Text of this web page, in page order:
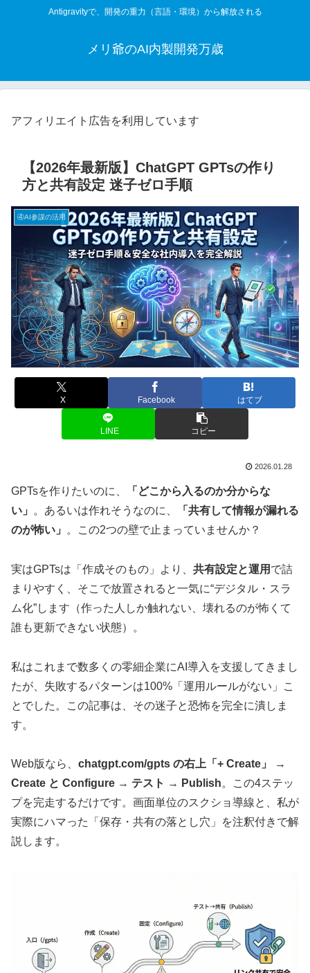
Antigravityで、開発の重力（言語・環境）から解放される
メリ爺のAI内製開発万歳
アフィリエイト広告を利用しています
【2026年最新版】ChatGPT GPTsの作り
方と共有設定 迷子ゼロ手順
④AI参謀の活用
X Facebook はてブ
LINE コピー
2026.01.28
GPTsを作りたいのに、
「どこから入るのか分からな
い」
。あるいは作れそうなのに、
「共有して情報が漏れる
のが怖い」
。この2つの壁で止まっていませんか？
実はGPTsは「作成そのもの」より、 共有設定と運用 で詰
まりやすく、そこで放置されると一気に“デジタル・スラ
ム化”します（作った人しか触れない、壊れるのが怖くて
誰も更新できない状態）。
私はこれまで数多くの零細企業にAI導入を支援してきまし
たが、失敗するパターンは100%「運用ルールがない」こ
とでした。この記事は、その迷子と恐怖を完全に潰しま
す。
Web版なら、 chatgpt.com/gpts の右上「+ Create」
→
Create と Configure → テスト → Publish。この4ステッ
プを完走するだけです。画面単位のスクショ導線と、私が
実際にハマった「保存・共有の落とし穴」を注釈付きで解
説します。